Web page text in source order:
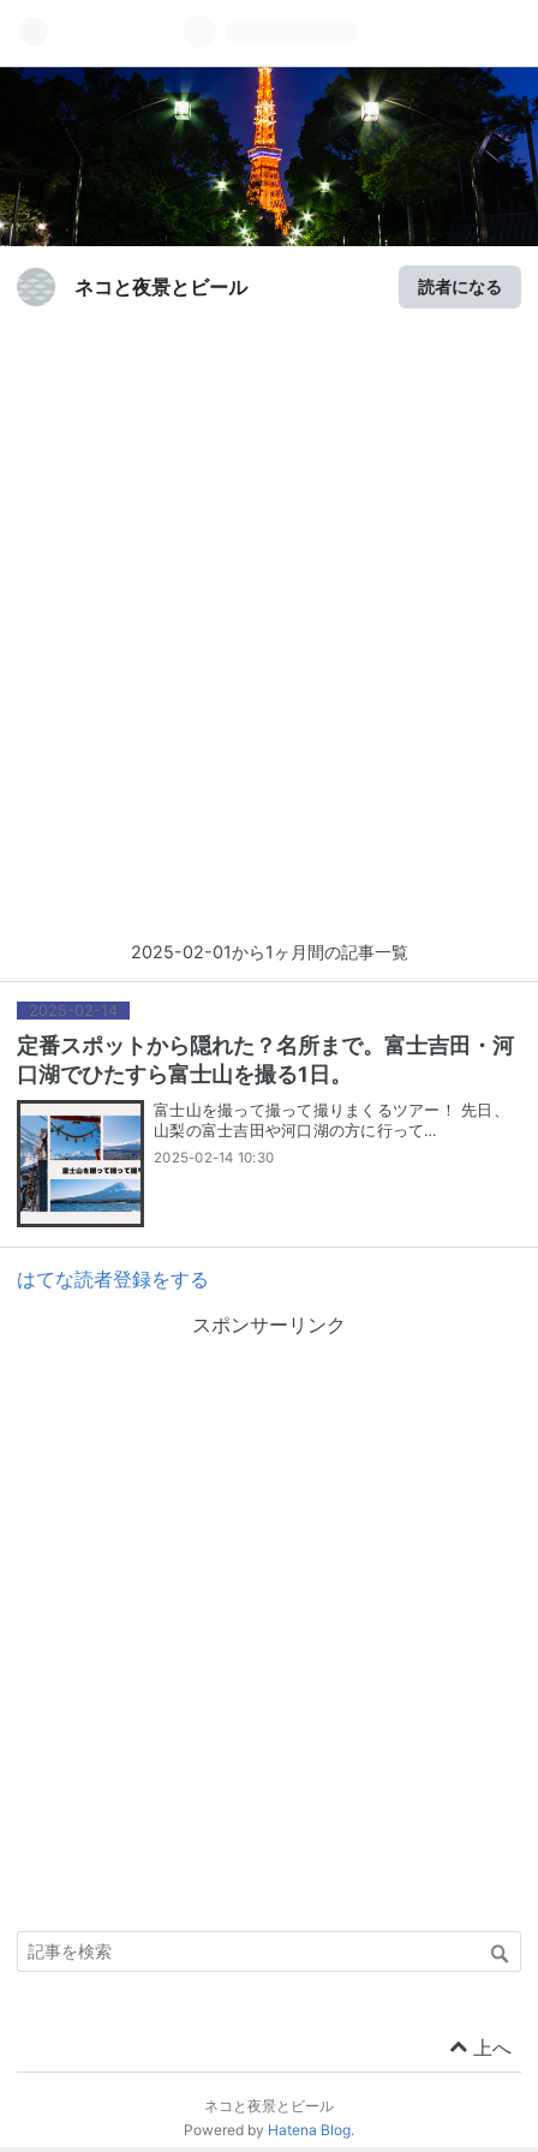
ネコと夜景とビール 読者になる
2025-02-01から1ヶ月間の記事一覧
2025-02-14
定番スポットから隠れた？名所まで。富士吉田・河
口湖でひたすら富士山を撮る1日。
富士山を撮って撮って撮りまくるツアー！ 先日、
山梨の富士吉田や河口湖の方に行って…
2025-02-14 10:30
はてな読者登録をする
スポンサーリンク
上へ
ネコと夜景とビール
Powered by Hatena Blog.